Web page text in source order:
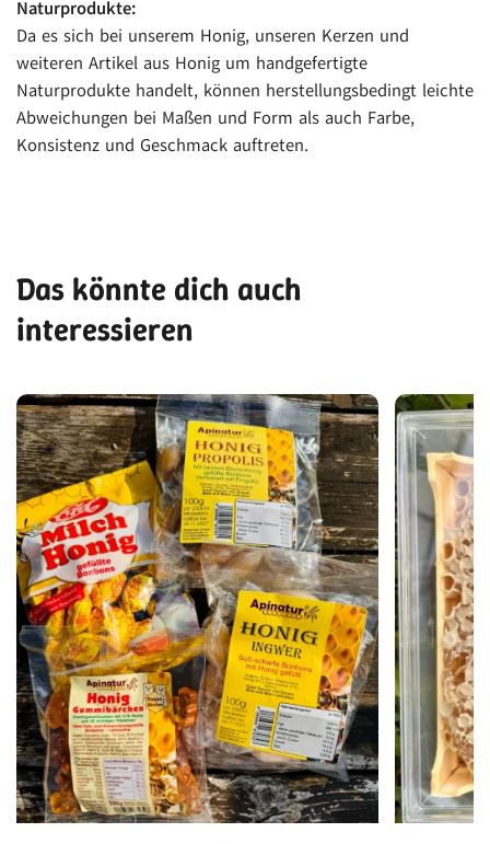
Naturprodukte:
Da es sich bei unserem Honig, unseren Kerzen und
weiteren Artikel aus Honig um handgefertigte
Naturprodukte handelt, können herstellungsbedingt leichte
Abweichungen bei Maßen und Form als auch Farbe,
Konsistenz und Geschmack auftreten.
Das könnte dich auch
interessieren